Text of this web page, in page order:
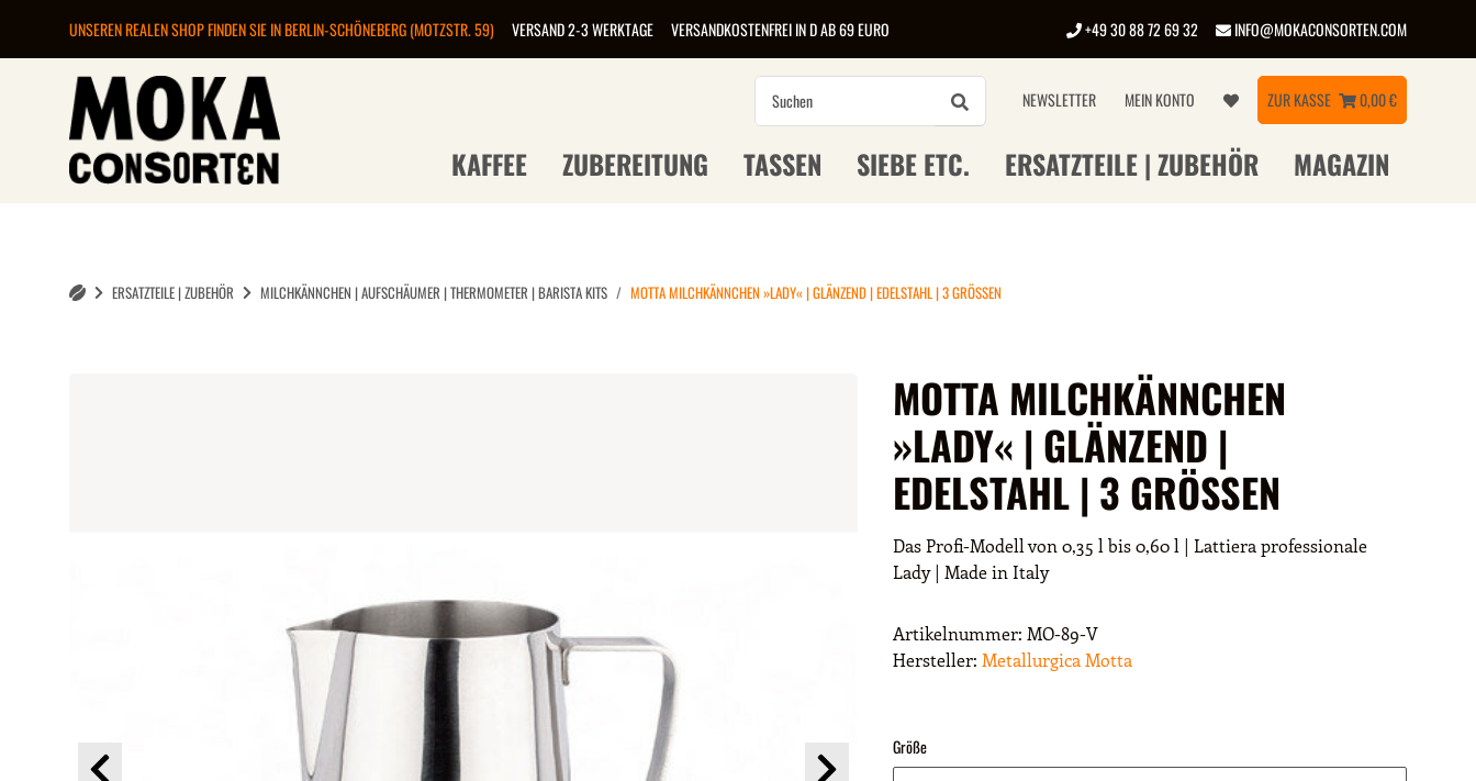
UNSEREN REALEN SHOP FINDEN SIE IN BERLIN-SCHÖNEBERG (MOTZSTR. 59) VERSAND 2-3 WERKTAGE VERSANDKOSTENFREI IN D AB 69 EURO +49 30 88 72 69 32 INFO@MOKACONSORTEN.COM
NEWSLETTER MEIN KONTO ZUR KASSE 0,00 €
KAFFEE ZUBEREITUNG TASSEN SIEBE ETC. ERSATZTEILE | ZUBEHÖR MAGAZIN
ERSATZTEILE | ZUBEHÖR MILCHKÄNNCHEN | AUFSCHÄUMER | THERMOMETER | BARISTA KITS MOTTA MILCHKÄNNCHEN »LADY« | GLÄNZEND | EDELSTAHL | 3 GRÖSSEN
MOTTA MILCHKÄNNCHEN
»LADY« | GLÄNZEND |
EDELSTAHL | 3 GRÖSSEN
Das Profi-Modell von 0,35 l bis 0,60 l | Lattiera professionale
Lady | Made in Italy
Artikelnummer: MO-89-V
Hersteller: Metallurgica Motta
Größe